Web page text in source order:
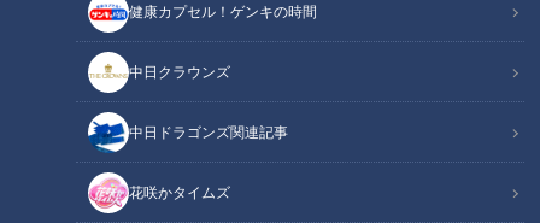
健康カプセル！ゲンキの時間
中日クラウンズ
中日ドラゴンズ関連記事
花咲かタイムズ
水谷千重子の爆笑珍道中～志摩スペイン
村でバカ言ってるSP～
カテゴリーを絞り込む